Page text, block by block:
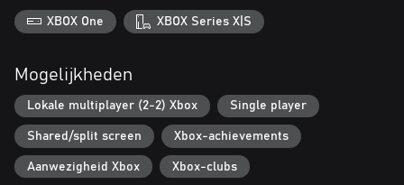
XBOX One XBOX Series X|S
Mogelijkheden
Lokale multiplayer (2-2) Xbox Single player
Shared/split screen Xbox-achievements
Aanwezigheid Xbox Xbox-clubs